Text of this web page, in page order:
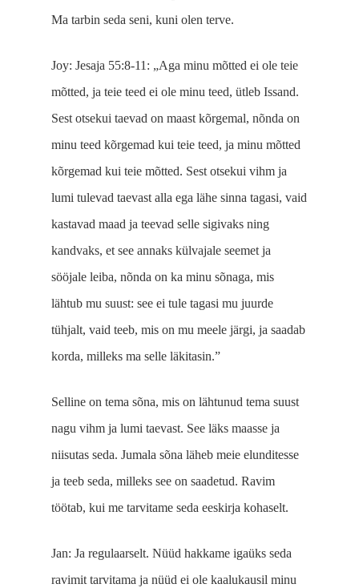
Ma tarbin seda seni, kuni olen terve.
Joy: Jesaja 55:8-11: „Aga minu mõtted ei ole teie
mõtted, ja teie teed ei ole minu teed, ütleb Issand.
Sest otsekui taevad on maast kõrgemal, nõnda on
minu teed kõrgemad kui teie teed, ja minu mõtted
kõrgemad kui teie mõtted. Sest otsekui vihm ja
lumi tulevad taevast alla ega lähe sinna tagasi, vaid
kastavad maad ja teevad selle sigivaks ning
kandvaks, et see annaks külvajale seemet ja
sööjale leiba, nõnda on ka minu sõnaga, mis
lähtub mu suust: see ei tule tagasi mu juurde
tühjalt, vaid teeb, mis on mu meele järgi, ja saadab
korda, milleks ma selle läkitasin.”
Selline on tema sõna, mis on lähtunud tema suust
nagu vihm ja lumi taevast. See läks maasse ja
niisutas seda. Jumala sõna läheb meie elunditesse
ja teeb seda, milleks see on saadetud. Ravim
töötab, kui me tarvitame seda eeskirja kohaselt.
Jan: Ja regulaarselt. Nüüd hakkame igaüks seda
ravimit tarvitama ja nüüd ei ole kaalukausil minu